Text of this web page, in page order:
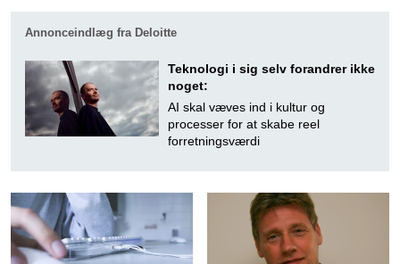
Annonceindlæg fra Deloitte
Teknologi i sig selv forandrer ikke
noget:
AI skal væves ind i kultur og
processer for at skabe reel
forretningsværdi